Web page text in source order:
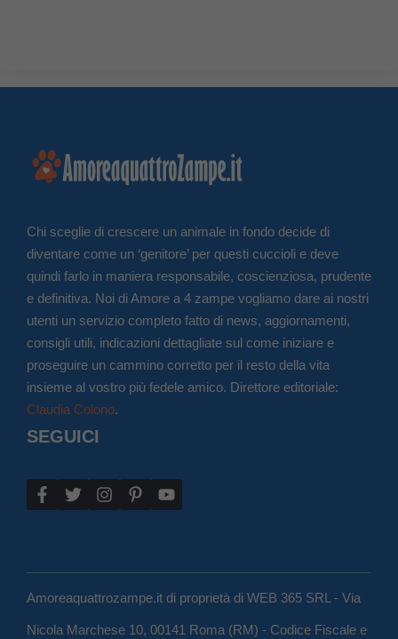
Chi sceglie di crescere un animale in fondo decide di
diventare come un ‘genitore’ per questi cuccioli e deve
quindi farlo in maniera responsabile, coscienziosa, prudente
e definitiva. Noi di Amore a 4 zampe vogliamo dare ai nostri
utenti un servizio completo fatto di news, aggiornamenti,
consigli utili, indicazioni dettagliate sul come iniziare e
proseguire un cammino corretto per il resto della vita
insieme al vostro più fedele amico. Direttore editoriale:
Claudia Colono.
SEGUICI
Amoreaquattrozampe.it di proprietà di WEB 365 SRL - Via
Nicola Marchese 10, 00141 Roma (RM) - Codice Fiscale e